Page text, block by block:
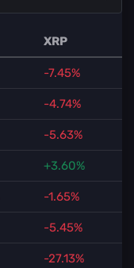
XRP
-7.45%
-4.74%
-5.63%
+3.60%
-1.65%
-5.45%
-27.13%